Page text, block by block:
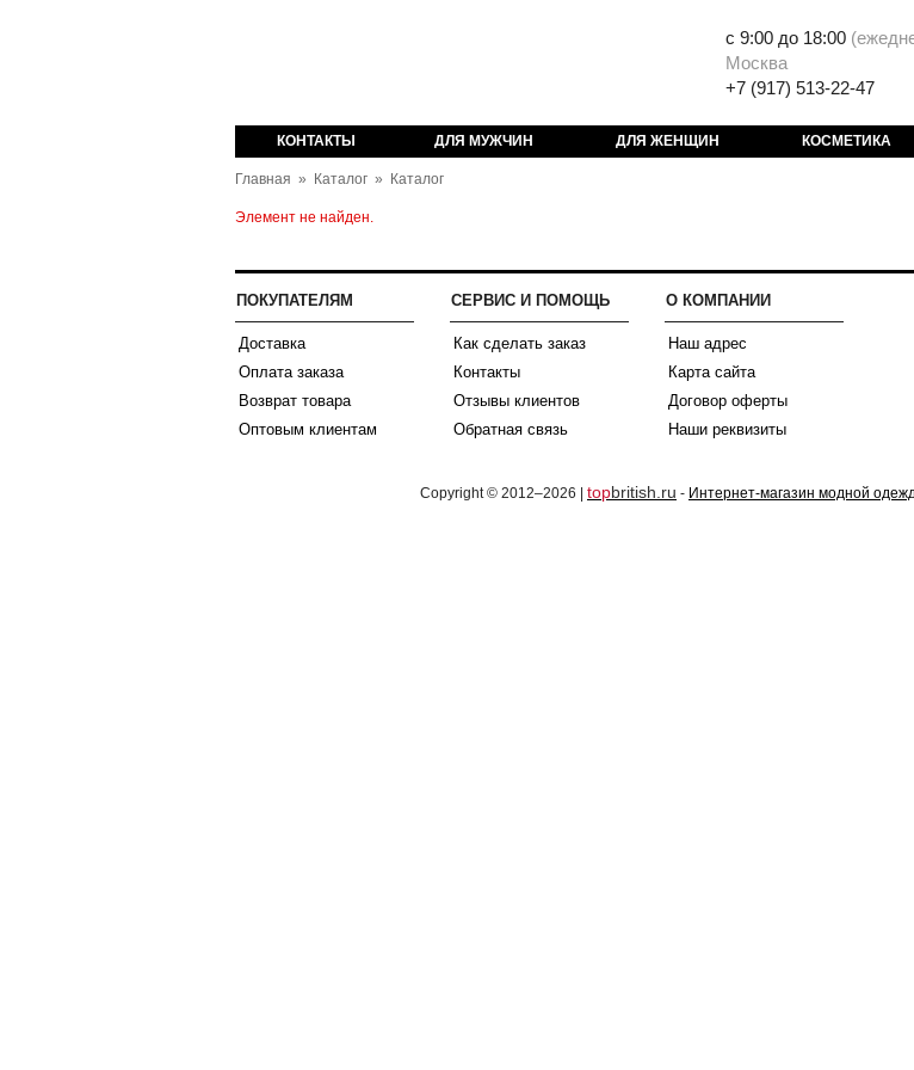
с 9:00 до 18:00 (
Москва
+7 (917) 513-22-47
КОНТАКТЫ ДЛЯ МУЖЧИН ДЛЯ ЖЕНЩИН КОСМЕТИКА
Главная » Каталог » Каталог
Элемент не найден.
ПОКУПАТЕЛЯМ
Доставка
Оплата заказа
Возврат товара
Оптовым клиентам
СЕРВИС И ПОМОЩЬ
Как сделать заказ
Контакты
Отзывы клиентов
Обратная связь
О КОМПАНИИ
Наш адрес
Карта сайта
Договор оферты
Наши реквизиты
Copyright © 2012–2026 | topbritish.ru - Интернет-магазин модной